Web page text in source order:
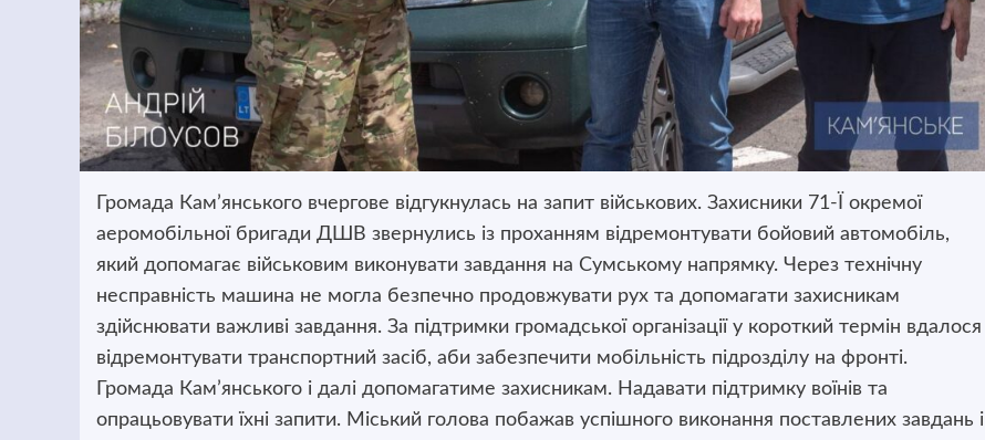
Громада Кам’янського вчергове відгукнулась на запит військових. Захисники 71-Ї окремої
аеромобільної бригади ДШВ звернулись із проханням відремонтувати бойовий автомобіль,
який допомагає військовим виконувати завдання на Сумському напрямку. Через технічну
несправність машина не могла безпечно продовжувати рух та допомагати захисникам
здійснювати важливі завдання. За підтримки громадської організації у короткий термін вдалося
відремонтувати транспортний засіб, аби забезпечити мобільність підрозділу на фронті.
Громада Кам’янського і далі допомагатиме захисникам. Надавати підтримку воїнів та
опрацьовувати їхні запити. Міський голова побажав успішного виконання поставлених завдань і